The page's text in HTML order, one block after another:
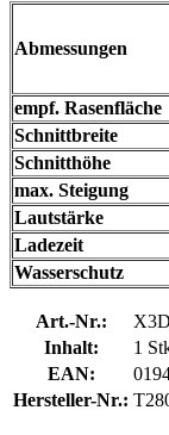
Abmessungen
empf. Rasenfläche
Schnittbreite
Schnitthöhe
max. Steigung
Lautstärke
Ladezeit
Wasserschutz
Art.-Nr.:
Inhalt:
1
EAN:
Hersteller-Nr.: